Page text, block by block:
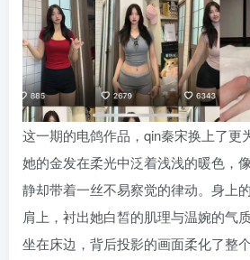
这一期的电鸽作品，qin秦宋换上了更
她的金发在柔光中泛着浅浅的暖色，
静却带着一丝不易察觉的律动。身上
肩上，衬出她白皙的肌理与温婉的气
坐在床边，背后投影的画面柔化了整